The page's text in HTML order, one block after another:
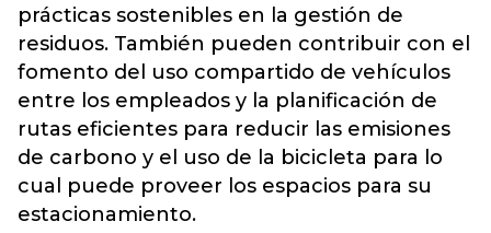
prácticas sostenibles en la gestión de
residuos. También pueden contribuir con el
fomento del uso compartido de vehículos
entre los empleados y la planificación de
rutas eficientes para reducir las emisiones
de carbono y el uso de la bicicleta para lo
cual puede proveer los espacios para su
estacionamiento.